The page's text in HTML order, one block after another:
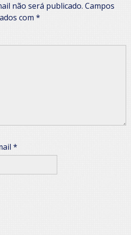
não será publicado. Campos
com *
*